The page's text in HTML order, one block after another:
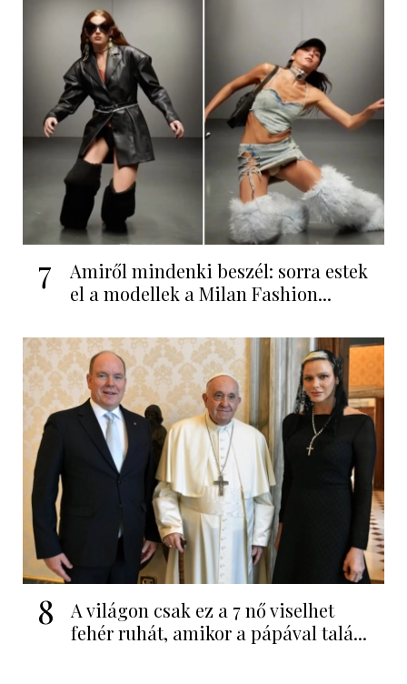
7
Amiről mindenki beszél: sorra estek
el a modellek a Milan Fashion...
8
A világon csak ez a 7 nő viselhet
fehér ruhát, amikor a pápával talá...